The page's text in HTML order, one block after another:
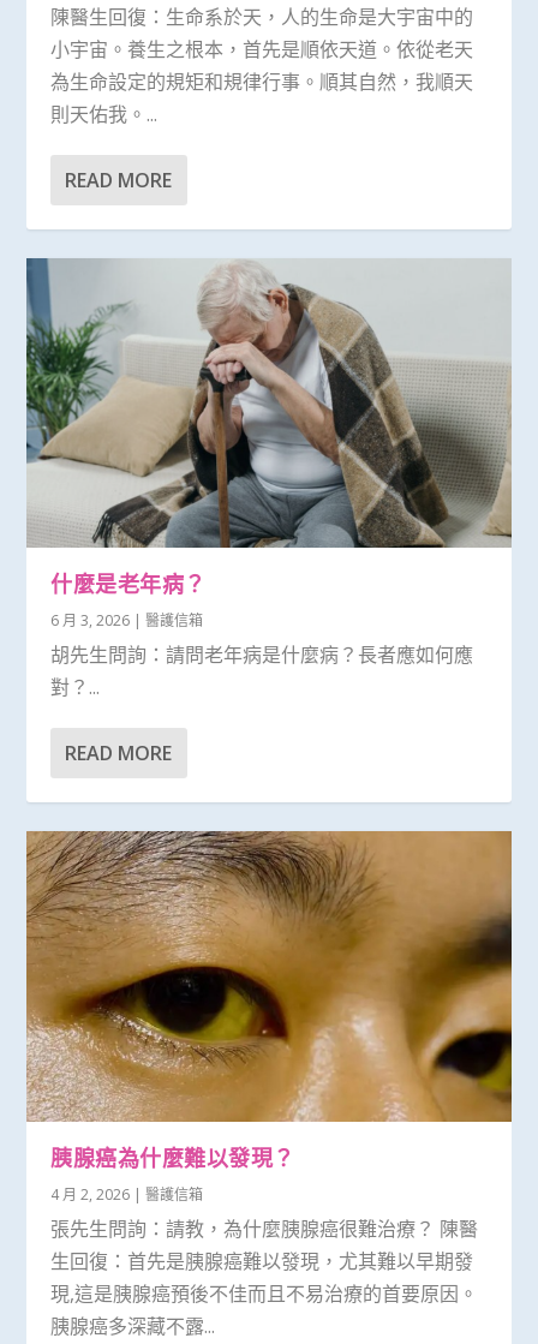
陳醫生回復：生命系於天，人的生命是大宇宙中的
小宇宙。養生之根本，首先是順依天道。依從老天
為生命設定的規矩和規律行事。順其自然，我順天
則天佑我。...
READ MORE
什麼是老年病？
6 月 3, 2026 |醫護信箱
胡先生問詢：請問老年病是什麼病？長者應如何應
對？...
READ MORE
胰腺癌為什麼難以發現？
4 月 2, 2026 |醫護信箱
張先生問詢：請教，為什麼胰腺癌很難治療？ 陳醫
生回復：首先是胰腺癌難以發現，尤其難以早期發
現,這是胰腺癌預後不佳而且不易治療的首要原因。
胰腺癌多深藏不露...